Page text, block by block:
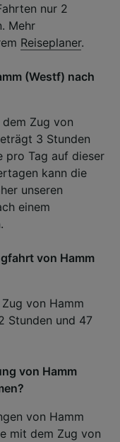
nur 2
Mehr
Reiseplaner.
(Westf) nach
Zug von
3 Stunden
pro Tag auf dieser
kann die
unseren
einem
von Hamm
von Hamm
Stunden und 47
von Hamm
von Hamm
mit dem Zug von